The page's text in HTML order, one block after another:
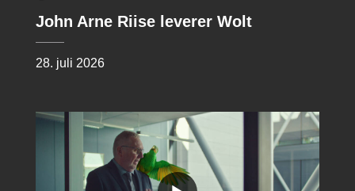
John Arne Riise leverer Wolt
28. juli 2026